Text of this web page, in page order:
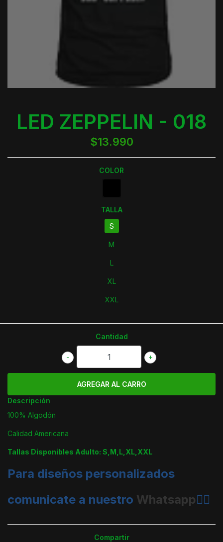
LED ZEPPELIN - 018
$13.990
COLOR
TALLA
S
M
L
XL
XXL
Cantidad
+
-
Descripción
100% Algodón
Calidad Americana
Tallas Disponibles Adulto: S,M,L,XL,XXL
Para diseños personalizados
comunicate a nuestro Whatsapp👈🏼
Compartir